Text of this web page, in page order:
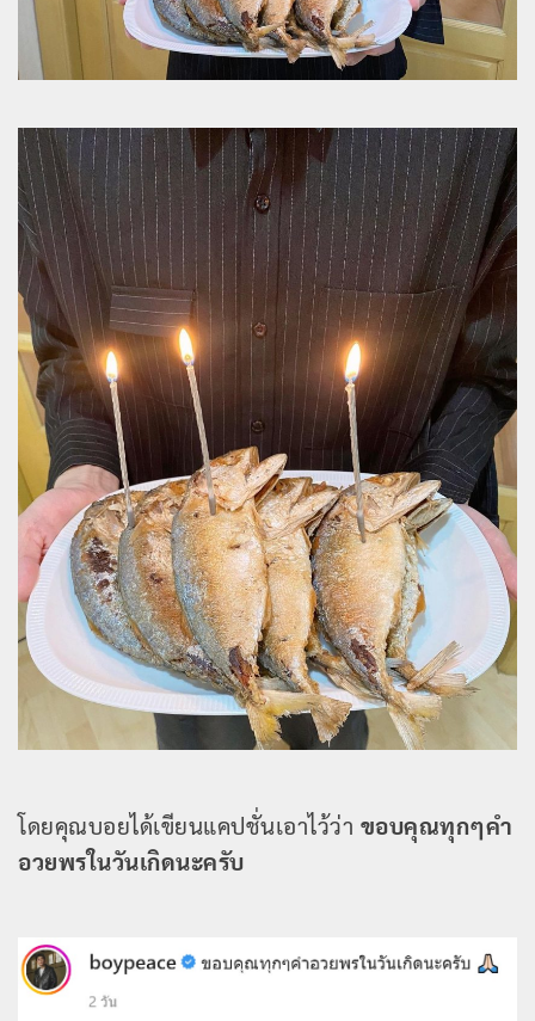
โดยคุณบอยได้เขียนแคปชั่นเอาไว้ว่า ขอบคุณทุกๆคำ
อวยพรในวันเกิดนะครับ